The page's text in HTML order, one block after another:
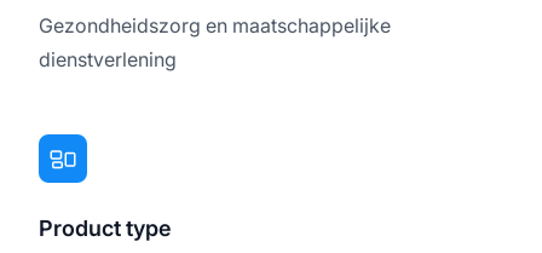
Gezondheidszorg en maatschappelijke
dienstverlening
Product type